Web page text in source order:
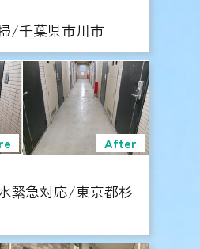
/千葉県市川市
緊急対応/東京都杉